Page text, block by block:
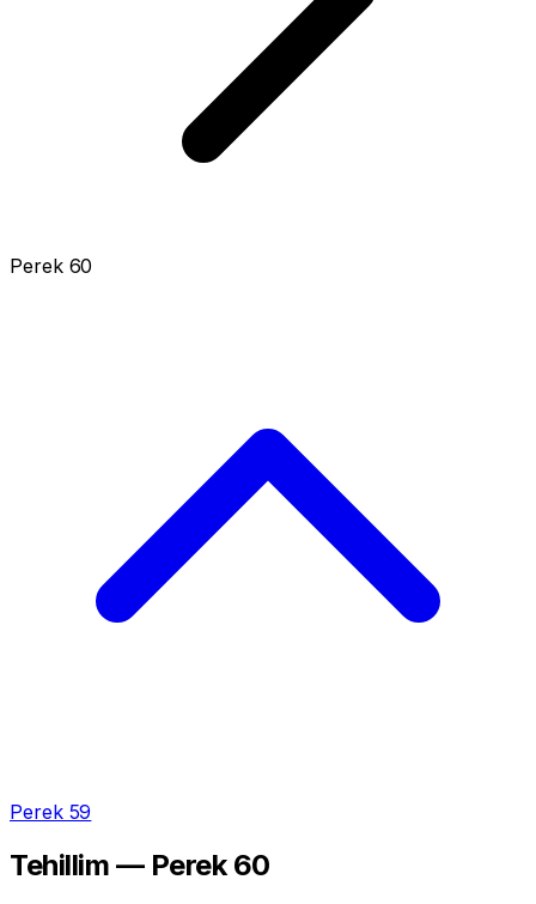
Perek 60
Perek 59
Tehillim — Perek 60